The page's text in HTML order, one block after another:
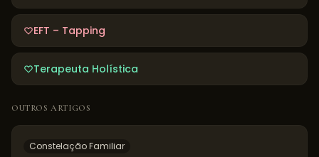
EFT – Tapping
Terapeuta Holística
OUTROS ARTIGOS
Constelação Familiar